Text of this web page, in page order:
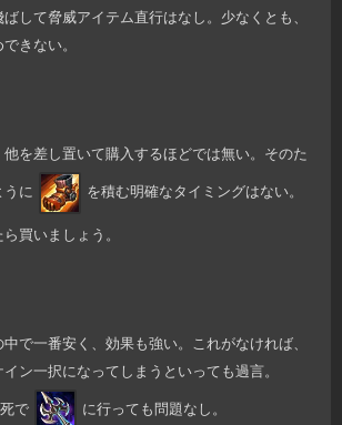
して脅威アイテム直行はなし。少なくとも、
きない。
を差し置いて購入するほどでは無い。そのた
に
を積む明確なタイミングはない。
買いましょう。
で一番安く、効果も強い。これがなければ、
ン一択になってしまうといっても過言。
で
に行っても問題なし。